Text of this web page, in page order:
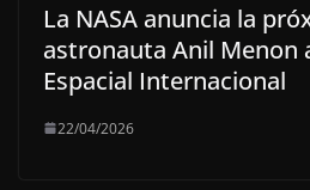
La NASA anuncia la
astronauta Anil Menon
Espacial Internacional
22/04/2026